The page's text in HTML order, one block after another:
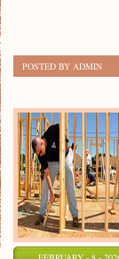
POSTED BY ADMIN